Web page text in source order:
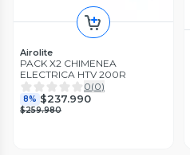
Airolite
PACK X2 CHIMENEA
ELECTRICA HTV 200R
0(0)
8% $237.990
$259.980